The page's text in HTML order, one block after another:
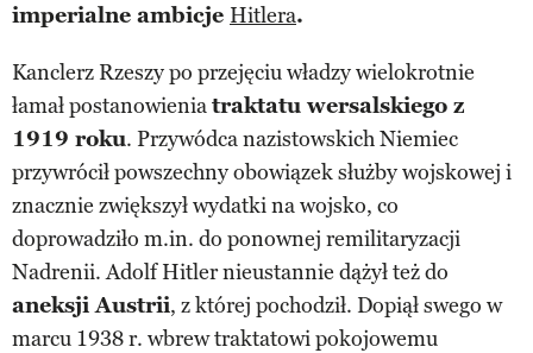
imperialne ambicje Hitlera.
Kanclerz Rzeszy po przejęciu władzy wielokrotnie
łamał postanowieniatraktatu wersalskiego z
1919 roku. Przywódca nazistowskich Niemiec
przywrócił powszechny obowiązek służby wojskowej i
znacznie zwiększył wydatki na wojsko, co
doprowadziło m.in. do ponownej remilitaryzacji
Nadrenii. Adolf Hitler nieustannie dążył też do
aneksji Austrii, z której pochodził. Dopiął swego w
marcu 1938 r. wbrew traktatowi pokojowemu